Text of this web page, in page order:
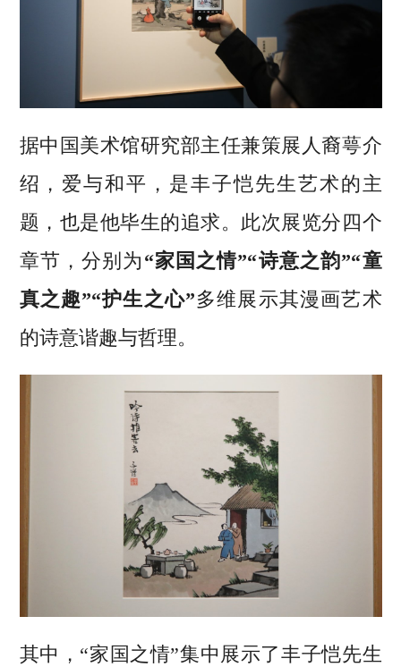
据中国美术馆研究部主任兼策展人裔萼介
绍，爱与和平，是丰子恺先生艺术的主
题，也是他毕生的追求。此次展览分四个
章节，分别为 “家国之情”“诗意之韵”“童
真之趣”“护生之心”多维展示其漫画艺术
的诗意谐趣与哲理。
其中，“家国之情”集中展示了丰子恺先生